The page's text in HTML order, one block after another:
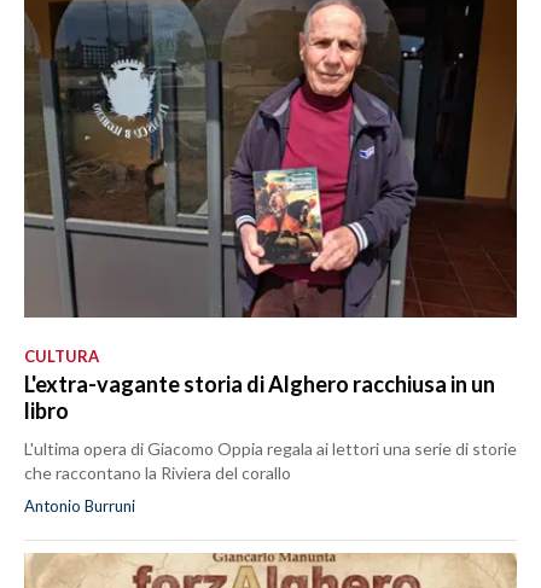
CULTURA
L'extra-vagante storia di Alghero racchiusa in un
libro
L'ultima opera di Giacomo Oppia regala ai lettori una serie di storie
che raccontano la Riviera del corallo
Antonio Burruni